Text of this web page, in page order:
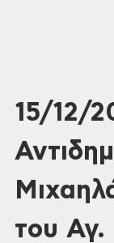
15/12/
του Αγ.